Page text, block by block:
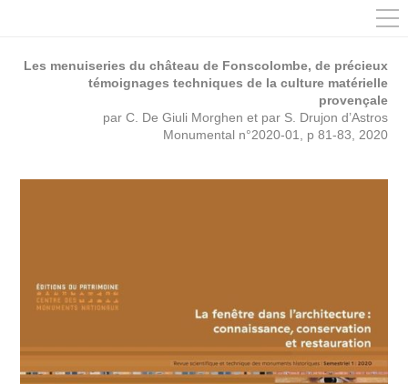
Les menuiseries du château de Fonscolombe, de précieux
témoignages techniques de la culture matérielle
provençale
par C. De Giuli Morghen et par S. Drujon d’Astros
Monumental n°2020-01, p 81-83, 2020